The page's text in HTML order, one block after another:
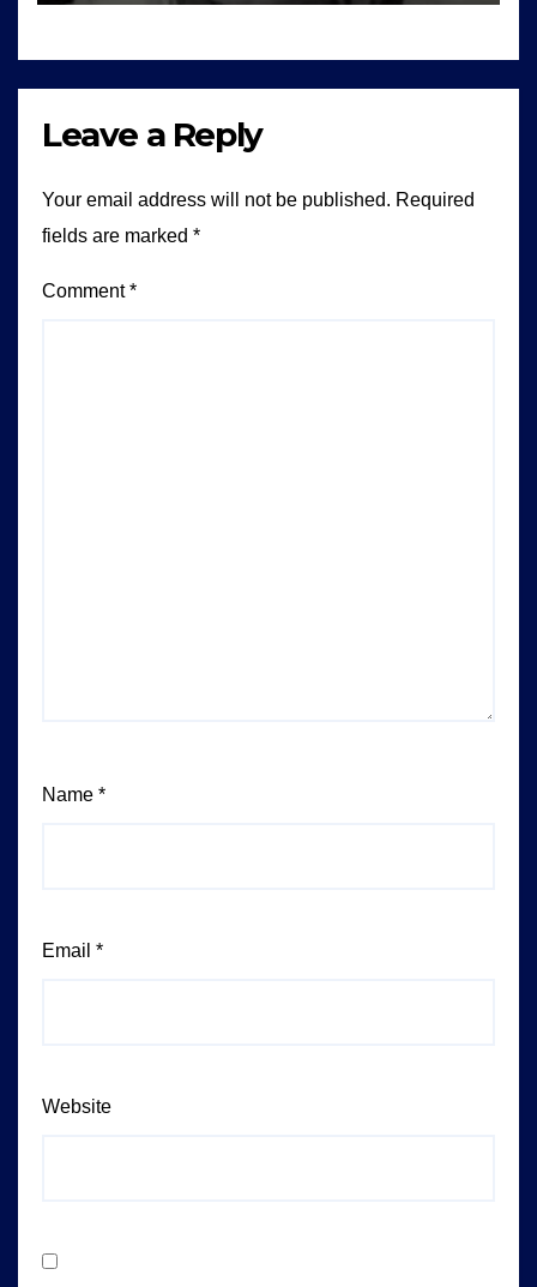
Leave a Reply
Your email address will not be published. Required
fields are marked *
Comment*
Name *
Email *
Website